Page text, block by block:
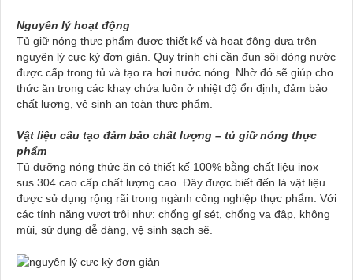
Nguyên lý hoạt động
Tủ giữ nóng thực phẩm được thiết kế và hoạt động dựa trên
nguyên lý cực kỳ đơn giản. Quy trình chỉ cần đun sôi dòng nước
được cấp trong tủ và tạo ra hơi nước nóng. Nhờ đó sẽ giúp cho
thức ăn trong các khay chứa luôn ở nhiệt độ ổn định, đảm bảo
chất lượng, vệ sinh an toàn thực phẩm.
Vật liệu cấu tạo đảm bảo chất lượng – tủ giữ nóng thực
phẩm
Tủ dưỡng nóng thức ăn có thiết kế 100% bằng chất liệu inox
sus 304 cao cấp chất lượng cao. Đây được biết đến là vật liệu
được sử dụng rộng rãi trong ngành công nghiệp thực phẩm. Với
các tính năng vượt trội như: chống gỉ sét, chống va đập, không
mùi, sử dụng dễ dàng, vệ sinh sạch sẽ.